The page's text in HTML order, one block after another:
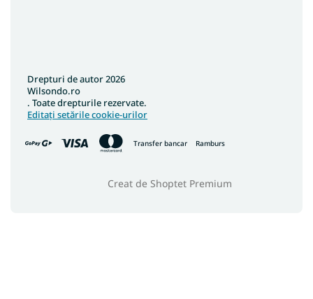
Transfer bancar Ramburs
Creat de Shoptet Premium
Drepturi de autor 2026
Wilsondo.ro
. Toate drepturile rezervate.
Editați setările cookie-urilor